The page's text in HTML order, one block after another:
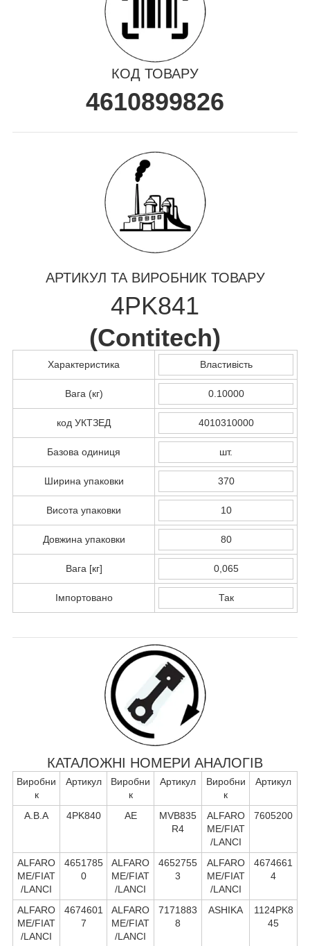
КОД ТОВАРУ
4610899826
АРТИКУЛ ТА ВИРОБНИК ТОВАРУ
4PK841
(Contitech)
Характеристика Властивість
Вага (кг) 0.10000
код УКТЗЕД 4010310000
Базова одиниця шт.
Ширина упаковки 370
Висота упаковки 10
Довжина упаковки 80
Вага [кг] 0,065
Імпортовано Так
КАТАЛОЖНІ НОМЕРИ АНАЛОГІВ
Виробни
к
Артикул
Виробни
к
Артикул
Виробни
к
Артикул
A.B.A 4PK840 AE
MVB835
R4
ALFARO
ME/FIAT
/LANCI
7605200
ALFARO
ME/FIAT
/LANCI
4651785
0
ALFARO
ME/FIAT
/LANCI
4652755
3
ALFARO
ME/FIAT
/LANCI
4674661
4
ALFARO
ME/FIAT
/LANCI
4674601
7
ALFARO
ME/FIAT
/LANCI
7171883
8
ASHIKA
1124PK8
45